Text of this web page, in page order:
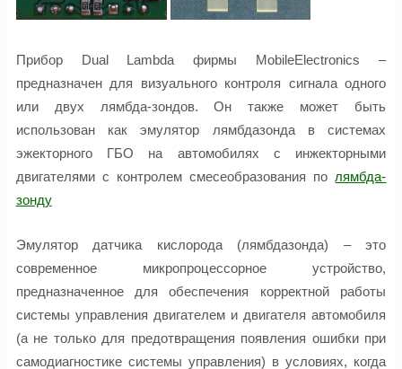
Прибор Dual Lambda фирмы MobileElectronics –
предназначен для визуального контроля сигнала одного
или двух лямбда-зондов. Он также может быть
использован как эмулятор лямбдазонда в системах
эжекторного ГБО на автомобилях с инжекторными
двигателями с контролем смесеобразования по лямбда-
зонду
Эмулятор датчика кислорода (лямбдазонда) – это
современное микропроцессорное устройство,
предназначенное для обеспечения корректной работы
системы управления двигателем и двигателя автомобиля
(а не только для предотвращения появления ошибки при
самодиагностике системы управления) в условиях, когда